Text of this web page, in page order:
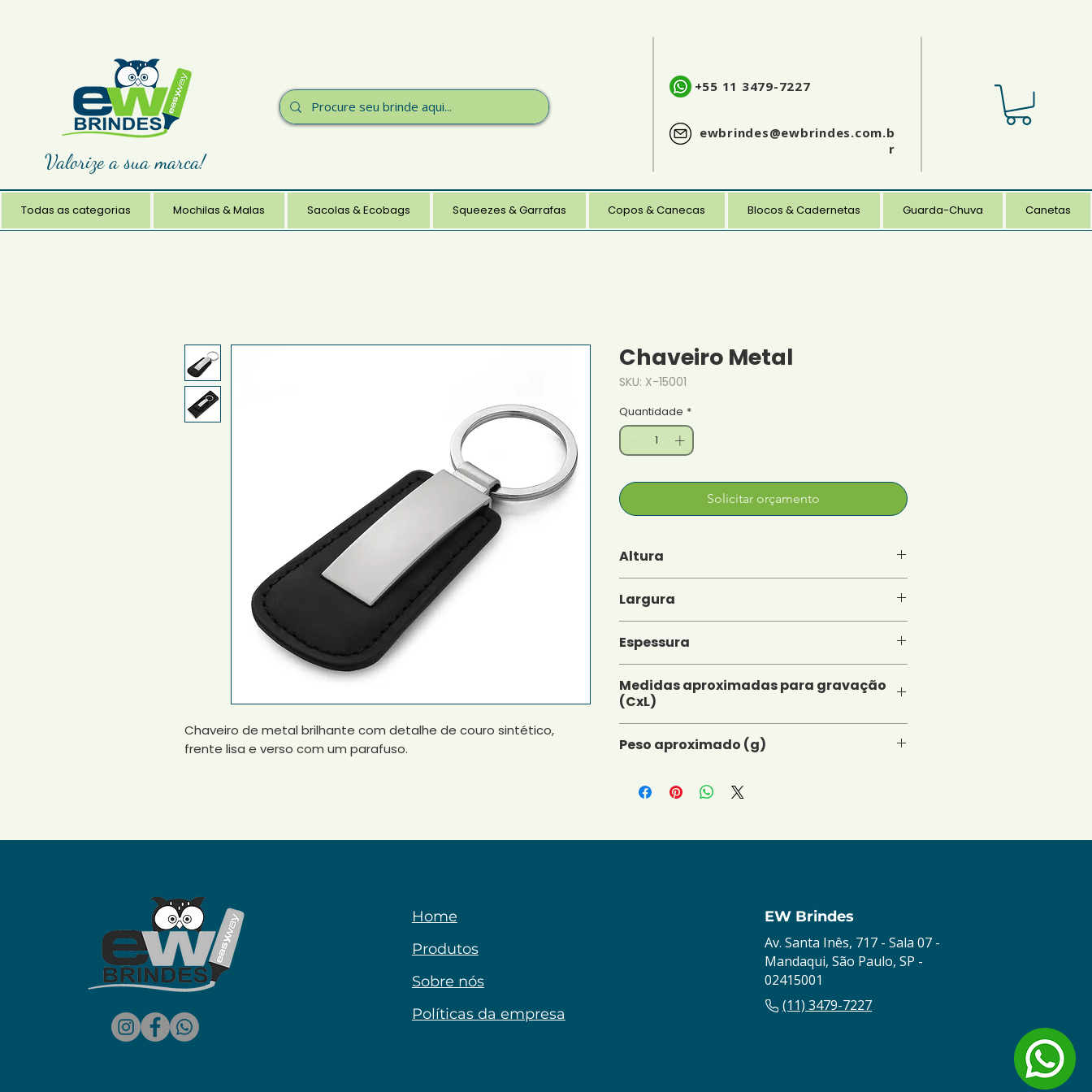
Valorize a sua marca!
+55 11 3479-7227
ewbrindes@ewbrindes.com.b
r
Todas as categorias Mochilas & Malas Sacolas & Ecobags Squeezes & Garrafas Copos & Canecas Blocos & Cadernetas Guarda-Chuva Canetas
Chaveiro de metal brilhante com detalhe de couro sintético,
frente lisa e verso com um parafuso.
Chaveiro Metal
SKU: X-15001
Quantidade *
Solicitar orçamento
Altura
Largura
Espessura
Medidas aproximadas para gravação
(CxL)
Peso aproximado (g)
Home
Produtos
Sobre nós
Políticas da empresa
EW Brindes
Av. Santa Inês, 717 - Sala 07 -
Mandaqui, São Paulo, SP -
02415001
(11) 3479-7227